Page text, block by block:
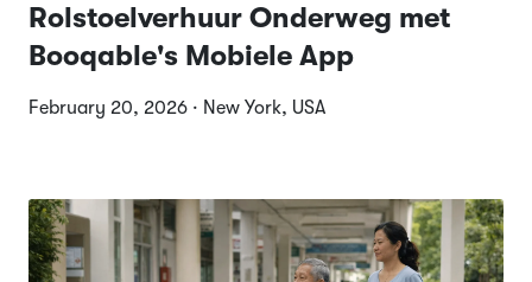
Rolstoelverhuur Onderweg met
Booqable's Mobiele App
February 20, 2026 · New York, USA